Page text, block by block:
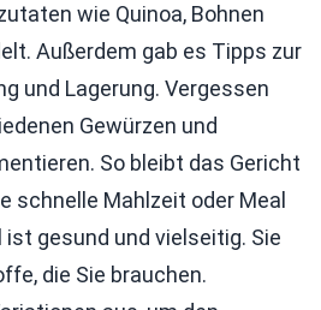
wie Quinoa, Bohnen
Außerdem gab es Tipps zur
und Lagerung. Vergessen
Gewürzen und
So bleibt das Gericht
schnelle Mahlzeit oder Meal
ist gesund und vielseitig. Sie
die Sie brauchen.